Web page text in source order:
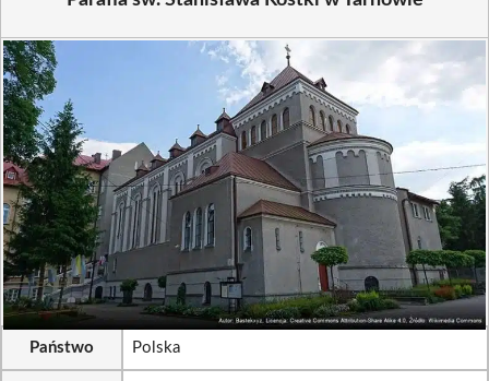
Państwo Polska